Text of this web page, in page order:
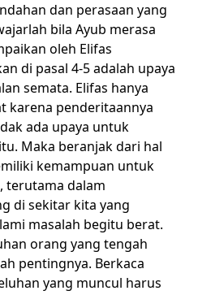
dan perasaan yang
bila Ayub merasa
oleh Elifas
di pasal 4-5 adalah upaya
semata. Elifas hanya
karena penderitaannya
ada upaya untuk
Maka beranjak dari hal
kemampuan untuk
terutama dalam
di sekitar kita yang
masalah begitu berat.
orang yang tengah
pentingnya. Berkaca
yang muncul harus